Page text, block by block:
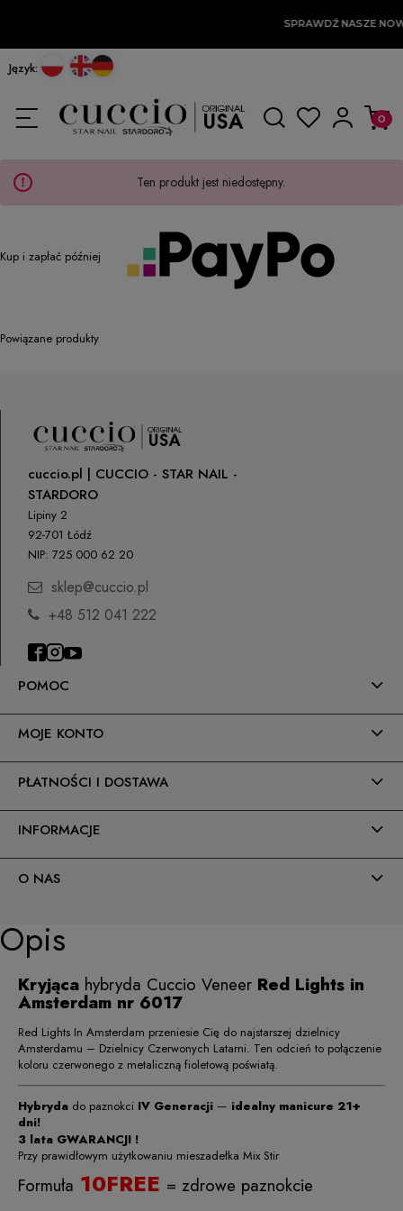
SPRAWDŹ NASZE
Język:
Ten produkt jest niedostępny.
Kup i zapłać później
Powiązane produkty
POMOC
MOJE KONTO
PŁATNOŚCI I DOSTAWA
INFORMACJE
O NAS
cuccio.pl | CUCCIO - STAR NAIL -
STARDORO
Lipiny 2
92-701 Łódź
NIP: 725 000 62 20
sklep@cuccio.pl
+48 512 041 222
Opis
Kryjąca hybryda Cuccio Veneer Red Lights in
Amsterdam nr 6017
Red Lights In Amsterdam przeniesie Cię do najstarszej dzielnicy
Amsterdamu – Dzielnicy Czerwonych Latarni. Ten odcień to połączenie
koloru czerwonego z metaliczną fioletową poświatą.
Hybryda do paznokci IV Generacji — idealny manicure 21+
dni!
3 lata GWARANCJI !
Przy prawidłowym użytkowaniu mieszadełka Mix Stir
Formuła 10FREE = zdrowe paznokcie